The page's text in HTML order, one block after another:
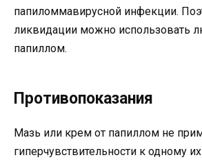
папиломмавирусной инфекции.
ликвидации можно использовать
папиллом.
Противопоказания
Мазь или крем от папиллом не
гиперчувствительности к одному